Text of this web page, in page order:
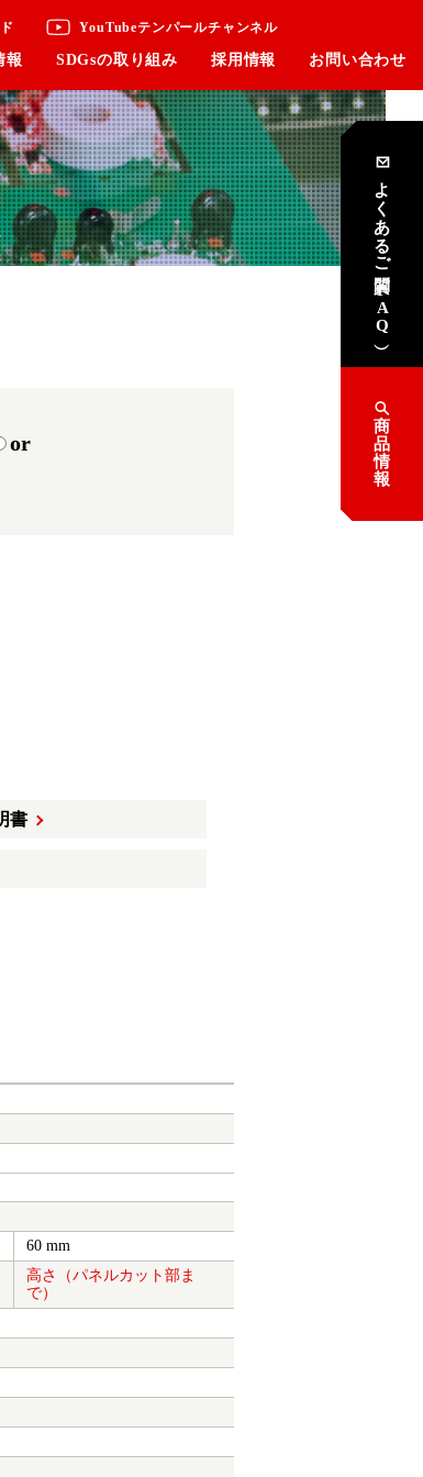
YouTubeテンパールチャンネル
報 SDGsの取り組み 採用情報 お問い合わせ
よくあるご質問
（FAQ）
商
品
情
報
or
書
60 mm
高さ（パネルカット部ま
で）